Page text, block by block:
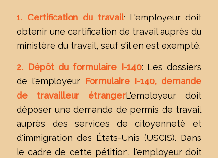
1. Certification du travail: L'employeur doit
obtenir une certification de travail auprès du
ministère du travail, sauf s'il en est exempté.
2. Dépôt du formulaire I-140: Les dossiers
de l'employeur Formulaire I-140, demande
de travailleur étrangerL'employeur doit
déposer une demande de permis de travail
auprès des services de citoyenneté et
d'immigration des États-Unis (USCIS). Dans
le cadre de cette pétition, l'employeur doit